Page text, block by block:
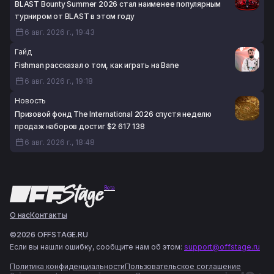
BLAST Bounty Summer 2026 стал наименее популярным
турниром от BLAST в этом году
6 авг. 2026 г., 19:43
Гайд
Fishman рассказал о том, как играть на Bane
6 авг. 2026 г., 19:18
Новость
Призовой фонд The International 2026 спустя неделю
продаж наборов достиг $2 617 138
6 авг. 2026 г., 18:48
Beta
О насКонтакты
©2026 OFFSTAGE.RU
Если вы нашли ошибку, сообщите нам об этом: support@offstage.ru
Политика конфиденциальностиПользовательское соглашение